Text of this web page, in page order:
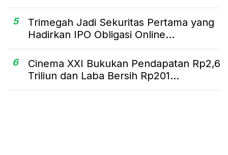
5
Trimegah Jadi Sekuritas Pertama yang
Hadirkan IPO Obligasi Online...
6
Cinema XXI Bukukan Pendapatan Rp2,6
Triliun dan Laba Bersih Rp201...